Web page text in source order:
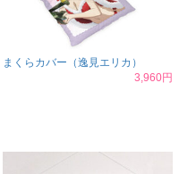
まくらカバー（逸見エリカ）
3,960円